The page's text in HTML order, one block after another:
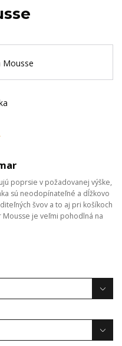
poprsie v požadovanej výške,
sú neodopínateľné a dĺžkovo
švov a to aj pri košíkoch
Mousse je veľmi pohodlná na